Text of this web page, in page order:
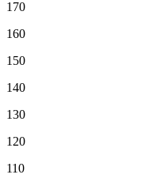
170
160
150
140
130
120
110